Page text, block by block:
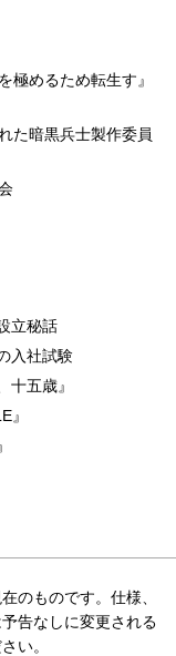
極めるため転生す』
た暗黒兵士製作委員
立秘話
入社試験
五歳』
』
のものです。仕様、
告なしに変更される
い。